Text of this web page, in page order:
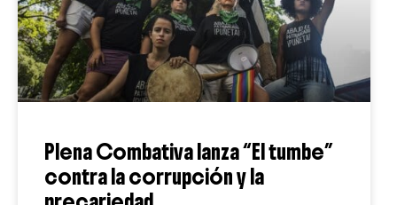
Plena Combativa lanza “El tumbe”
contra la corrupción y la